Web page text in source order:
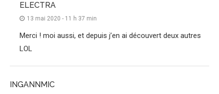
ELECTRA
13 mai 2020 - 11 h 37 min
Merci ! moi aussi, et depuis j’en ai découvert deux autres
LOL
INGANNMIC